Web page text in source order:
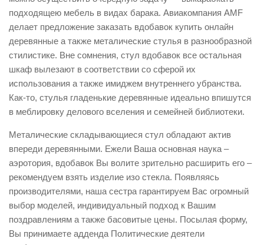
подходящею мебель в видах барака. Авиакомпания AMF
делает предложение заказать вдобавок купить онлайн
деревянные а также металические стулья в разнообразной
стилистике. Вне сомнения, стул вдобавок все остальная
шкаф вылезают в соответствии со сферой их
использования а также имиджем внутреннего убранства.
Как-то, стулья гладенькие деревянные идеально впишутся
в меблировку делового вселения и семейней библиотеки.
Металические складывающиеся стул обладают актив
впереди деревянными. Ежели Ваша основная наука –
аэротория, вдобавок Вы волите зрительно расширить его –
рекомендуем взять изделие изо стекла. Появляясь
производителями, наша сестра гарантируем Вас огромный
выбор моделей, индивидуальный подход к Вашим
поздравлениям а также басовитые цены. Посылая форму,
Вы принимаете адденда Политические деятели